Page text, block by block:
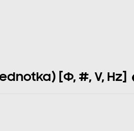
[Φ, #, V, Hz]